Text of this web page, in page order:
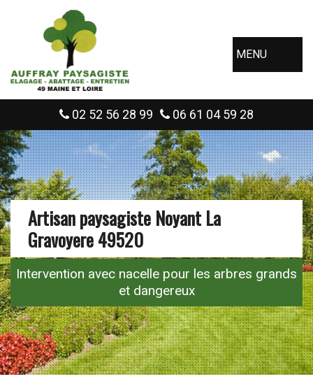
MENU
02 52 56 28 99 06 61 04 59 28
Artisan paysagiste Noyant La
Gravoyere 49520
Intervention avec nacelle pour les arbres grands
et dangereux